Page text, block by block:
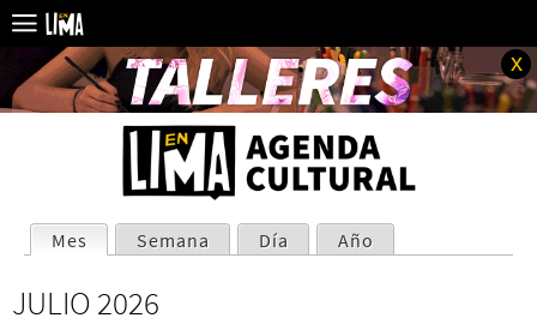
x
SOLAPAS
Mes (solapa activa)
Semana Día Año
JULIO 2026